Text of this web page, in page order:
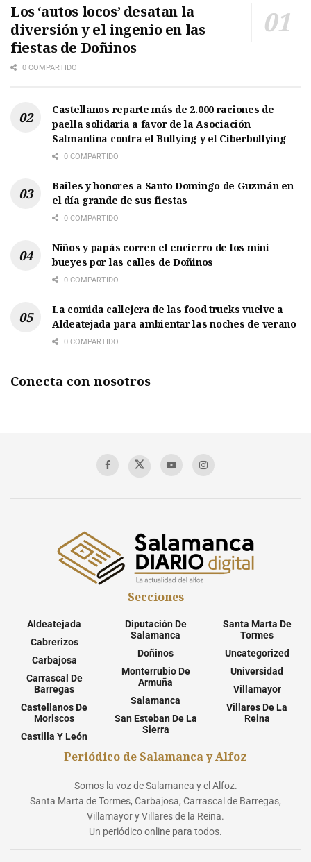
Los ‘autos locos’ desatan la
diversión y el ingenio en las
fiestas de Doñinos
0 COMPARTIDO
Castellanos reparte más de 2.000 raciones de
paella solidaria a favor de la Asociación
Salmantina contra el Bullying y el Ciberbullying
0 COMPARTIDO
Bailes y honores a Santo Domingo de Guzmán en
el día grande de sus fiestas
0 COMPARTIDO
Niños y papás corren el encierro de los mini
bueyes por las calles de Doñinos
0 COMPARTIDO
La comida callejera de las food trucks vuelve a
Aldeatejada para ambientar las noches de verano
0 COMPARTIDO
Conecta con nosotros
Secciones
Aldeatejada
Cabrerizos
Carbajosa
Carrascal De
Barregas
Castellanos De
Moriscos
Castilla Y León
Diputación De
Salamanca
Doñinos
Monterrubio De
Armuña
Salamanca
San Esteban De La
Sierra
Santa Marta De
Tormes
Uncategorized
Universidad
Villamayor
Villares De La
Reina
Periódico de Salamanca y Alfoz
Somos la voz de Salamanca y el Alfoz.
Santa Marta de Tormes, Carbajosa, Carrascal de Barregas,
Villamayor y Villares de la Reina.
Un periódico online para todos.